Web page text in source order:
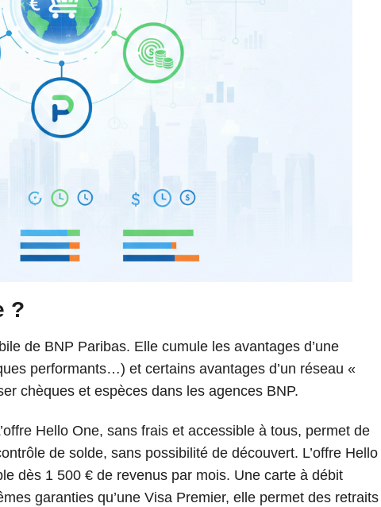
?
de BNP Paribas. Elle cumule les avantages d’une
performants…) et certains avantages d’un réseau «
chèques et espèces dans les agences BNP.
Hello One, sans frais et accessible à tous, permet de
de solde, sans possibilité de découvert. L’offre Hello
dès 1 500 € de revenus par mois. Une carte à débit
garanties qu’une Visa Premier, elle permet des retraits